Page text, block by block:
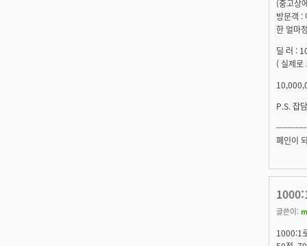
(중고상
방문객 :
한 얼마
딜 러 :
( 실제로
P.S. 잡
폐인이
글쓴이:
1000:1